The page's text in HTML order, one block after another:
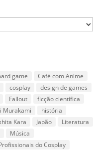
game
Café com Anime
cosplay
design de games
Fallout
ficção científica
Murakami
história
Kara Japão
Literatura
Música
do Cosplay